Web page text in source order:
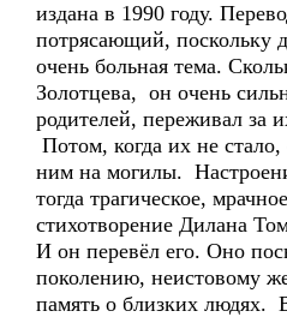
издана в 1990 году.
потрясающий, поскольку
очень больная тема.
Золотцева, он очень
родителей, переживал за
Потом, когда их не стало,
ним на могилы.
тогда трагическое,
стихотворение Дилана
И он перевёл его. Оно
поколению, неистовому
память о близких людях.